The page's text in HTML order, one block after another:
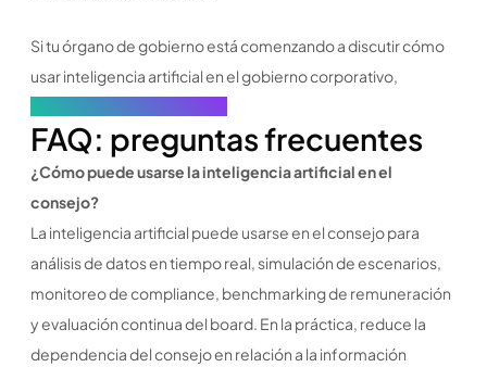
Si tu órgano de gobierno está comenzando a discutir cómo
usar inteligencia artificial en el gobierno corporativo,
FAQ: preguntas frecuentes
¿Cómo puede usarse la inteligencia artificial en el
consejo?
La inteligencia artificial puede usarse en el consejo para
análisis de datos en tiempo real, simulación de escenarios,
monitoreo de compliance, benchmarking de remuneración
y evaluación continua del board. En la práctica, reduce la
dependencia del consejo en relación a la información